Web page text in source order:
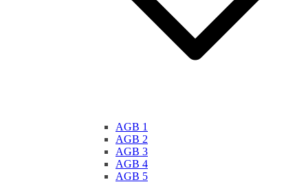
AGB 1
AGB 2
AGB 3
AGB 4
AGB 5